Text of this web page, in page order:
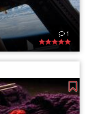
1